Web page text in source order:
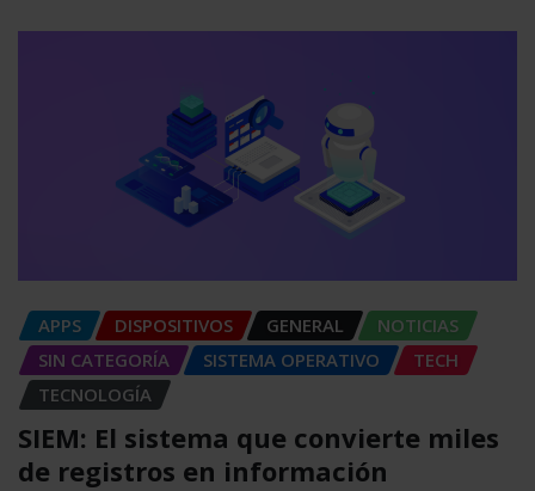
APPS DISPOSITIVOS GENERAL
NOTICIAS
SIN CATEGORÍA
SISTEMA OPERATIVO
TECH
TECNOLOGÍA
SIEM: El sistema que convierte miles
de registros en información